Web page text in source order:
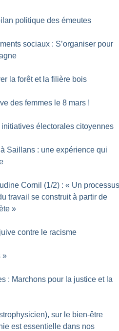
politique des émeutes
sociaux : S’organiser pour
la forêt et la filière bois
des femmes le 8 mars !
électorales citoyennes
Saillans : une expérience qui
Cornil (1/2) : « Un
travail se construit à partir de
»
contre le racisme
»
: Marchons pour la justice et la
sur le bien-être
est essentielle dans nos